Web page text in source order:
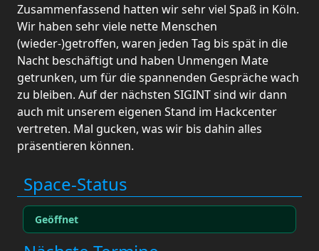
Zusammenfassend hatten wir sehr viel Spaß in Köln.
Wir haben sehr viele nette Menschen
(wieder-)getroffen, waren jeden Tag bis spät in die
Nacht beschäftigt und haben Unmengen Mate
getrunken, um für die spannenden Gespräche wach
zu bleiben. Auf der nächsten SIGINT sind wir dann
auch mit unserem eigenen Stand im Hackcenter
vertreten. Mal gucken, was wir bis dahin alles
präsentieren können.
Space-Status
Geöffnet